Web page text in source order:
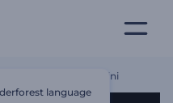
Giornata Dei Bambini
language